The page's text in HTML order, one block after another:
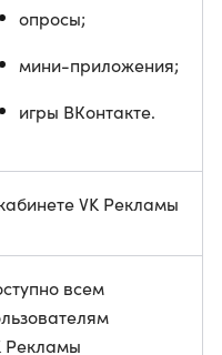
опросы;
мини-приложения;
игры ВКонтакте.
VK Рекламы
всем
Рекламы